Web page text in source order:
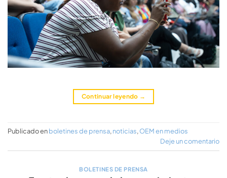
Continuar leyendo →
Publicado enboletines de prensa, noticias, OEM en medios
Deje un comentario
BOLETINES DE PRENSA